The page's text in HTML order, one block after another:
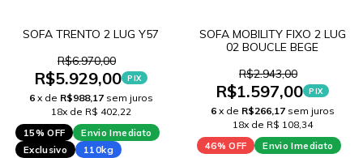
SOFA TRENTO 2 LUG Y57
R$6.970,00
R$5.929,00 PIX
6 x de R$988,17 sem juros
18x de R$ 402,22
15% OFF
Envio Imediato
Exclusivo
110kg
SOFA MOBILITY FIXO 2 LUG
02 BOUCLE BEGE
R$2.943,00
R$1.597,00 PIX
6 x de R$266,17 sem juros
18x de R$ 108,34
46% OFF
Envio Imediato